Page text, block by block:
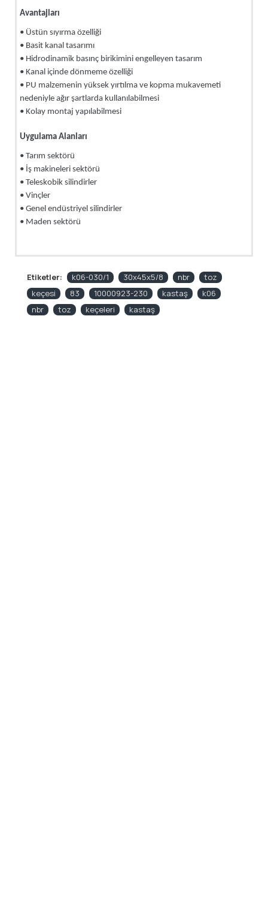
Avantajları
• Üstün sıyırma özelliği
• Basit kanal tasarımı
• Hidrodinamik basınç birikimini engelleyen tasarım
• Kanal içinde dönmeme özelliği
• PU malzemenin yüksek yırtılma ve kopma mukavemeti
nedeniyle ağır şartlarda kullanılabilmesi
• Kolay montaj yapılabilmesi
Uygulama Alanları
• Tarım sektörü
• İş makineleri sektörü
• Teleskobik silindirler
• Vinçler
• Genel endüstriyel silindirler
• Maden sektörü
Etiketler: k06-030/1 30x45x5/8 nbr
toz
keçesi
83 10000923-230 kastaş
k06
nbr
toz keçeleri kastaş